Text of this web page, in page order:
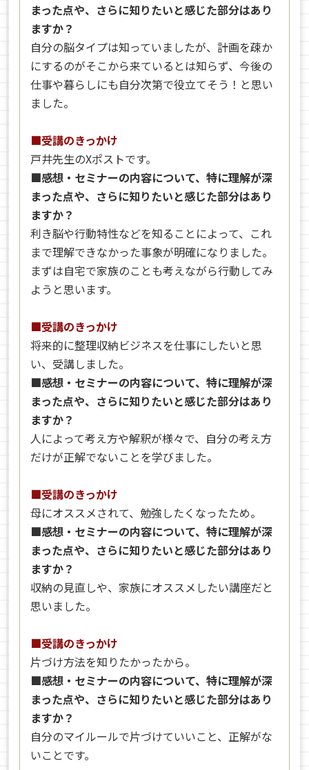
まった点や、さらに知りたいと感じた部分はあり
ますか？
自分の脳タイプは知っていましたが、計画を疎か
にするのがそこから来ているとは知らず、今後の
仕事や暮らしにも自分次第で役立てそう！と思い
ました。
■受講のきっかけ
戸井先生のXポストです。
■感想・セミナーの内容について、特に理解が深
まった点や、さらに知りたいと感じた部分はあり
ますか？
利き脳や行動特性などを知ることによって、これ
まで理解できなかった事象が明確になりました。
まずは自宅で家族のことも考えながら行動してみ
ようと思います。
■受講のきっかけ
将来的に整理収納ビジネスを仕事にしたいと思
い、受講しました。
■感想・セミナーの内容について、特に理解が深
まった点や、さらに知りたいと感じた部分はあり
ますか？
人によって考え方や解釈が様々で、自分の考え方
だけが正解でないことを学びました。
■受講のきっかけ
母にオススメされて、勉強したくなったため。
■感想・セミナーの内容について、特に理解が深
まった点や、さらに知りたいと感じた部分はあり
ますか？
収納の見直しや、家族にオススメしたい講座だと
思いました。
■受講のきっかけ
片づけ方法を知りたかったから。
■感想・セミナーの内容について、特に理解が深
まった点や、さらに知りたいと感じた部分はあり
ますか？
自分のマイルールで片づけていいこと、正解がな
いことです。